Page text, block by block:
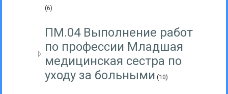
(6)
ПМ.04 Выполнение работ
по профессии Младшая
медицинская сестра по
уходу за больными (10)